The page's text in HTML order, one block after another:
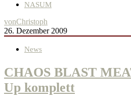
NASUM
vonChristoph
26. Dezember 2009
News
CHAOS BLAST
Up komplett